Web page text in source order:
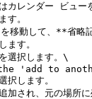
レンダー ビュー
す。
ます。
選択します。\
します。
され、元の場所に